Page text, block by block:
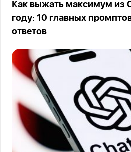
Как выжать максимум из
году: 10 главных
ответов